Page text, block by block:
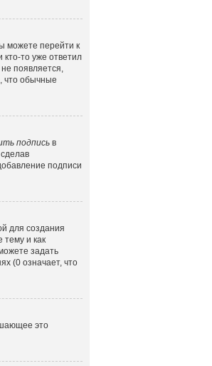
можете перейти к
кто-то уже ответил
появляется,
что обычные
подпись в
подписи
для создания
тему и как
задать
(0 означает, что
это